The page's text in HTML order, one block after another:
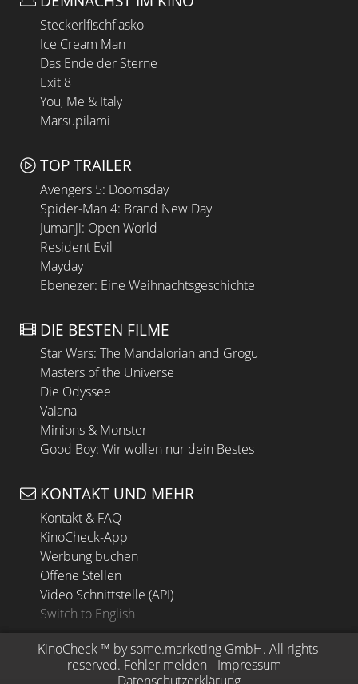
Steckerlfischfiasko
Ice Cream Man
Das Ende der Sterne
Exit 8
You, Me & Italy
Marsupilami
TOP TRAILER
Avengers 5: Doomsday
Spider-Man 4: Brand New Day
Jumanji: Open World
Resident Evil
Mayday
Ebenezer: Eine Weihnachtsgeschichte
DIE BESTEN FILME
Star Wars: The Mandalorian and Grogu
Masters of the Universe
Die Odyssee
Vaiana
Minions & Monster
Good Boy: Wir wollen nur dein Bestes
KONTAKT UND MEHR
Kontakt & FAQ
KinoCheck-App
Werbung buchen
Offene Stellen
Video Schnittstelle (API)
Switch to English
KinoCheck ™ by some.marketing GmbH. All rights
reserved. Fehler melden - Impressum -